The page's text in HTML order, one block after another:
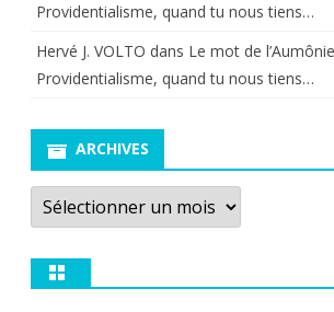
Providentialisme, quand tu nous tiens…
Hervé J. VOLTO dans Le mot de
Providentialisme, quand tu nous tiens…
ARCHIVES
Archives